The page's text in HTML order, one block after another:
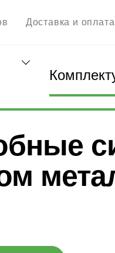
Доставка и оплата
под заказ